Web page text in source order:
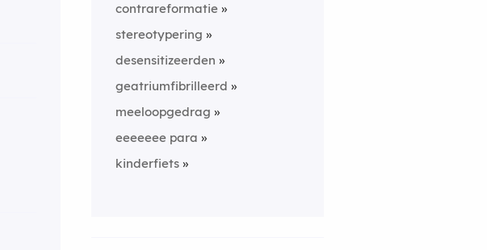
contrareformatie
stereotypering
desensitizeerden
geatriumfibrilleerd
meeloopgedrag
eeeeeee para
kinderfiets